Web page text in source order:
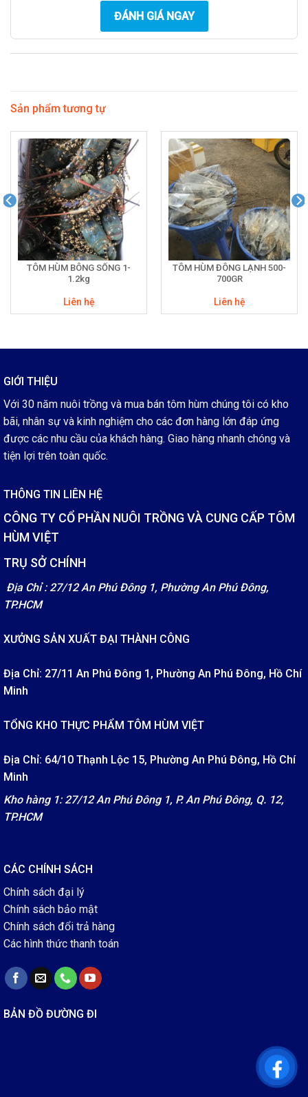
ĐÁNH GIÁ NGAY
Sản phẩm tương tự
TÔM HÙM BÔNG SỐNG 1-
1.2kg
Liên hệ
TÔM HÙM ĐÔNG LẠNH 500-
700GR
Liên hệ
GIỚI THIỆU
Với 30 năm nuôi trồng và mua bán tôm hùm chúng tôi có kho
bãi, nhân sự và kinh nghiệm cho các đơn hàng lớn đáp ứng
được các nhu cầu của khách hàng. Giao hàng nhanh chóng và
tiện lợi trên toàn quốc.
THÔNG TIN LIÊN HỆ
CÔNG TY CỔ PHẦN NUÔI TRỒNG VÀ CUNG CẤP TÔM
HÙM VIỆT
TRỤ SỞ CHÍNH
Địa Chỉ : 27/12 An Phú Đông 1, Phường An Phú Đông,
TP.HCM
XƯỞNG SẢN XUẤT ĐẠI THÀNH CÔNG
Địa Chỉ: 27/11 An Phú Đông 1, Phường An Phú Đông, Hồ Chí
Minh
TỔNG KHO THỰC PHẨM TÔM HÙM VIỆT
Địa Chỉ: 64/10 Thạnh Lộc 15, Phường An Phú Đông, Hồ Chí
Minh
Kho hàng 1: 27/12 An Phú Đông 1, P. An Phú Đông, Q. 12,
TP.HCM
CÁC CHÍNH SÁCH
Chính sách đại lý
Chính sách bảo mật
Chính sách đổi trả hàng
Các hình thức thanh toán
BẢN ĐỒ ĐƯỜNG ĐI